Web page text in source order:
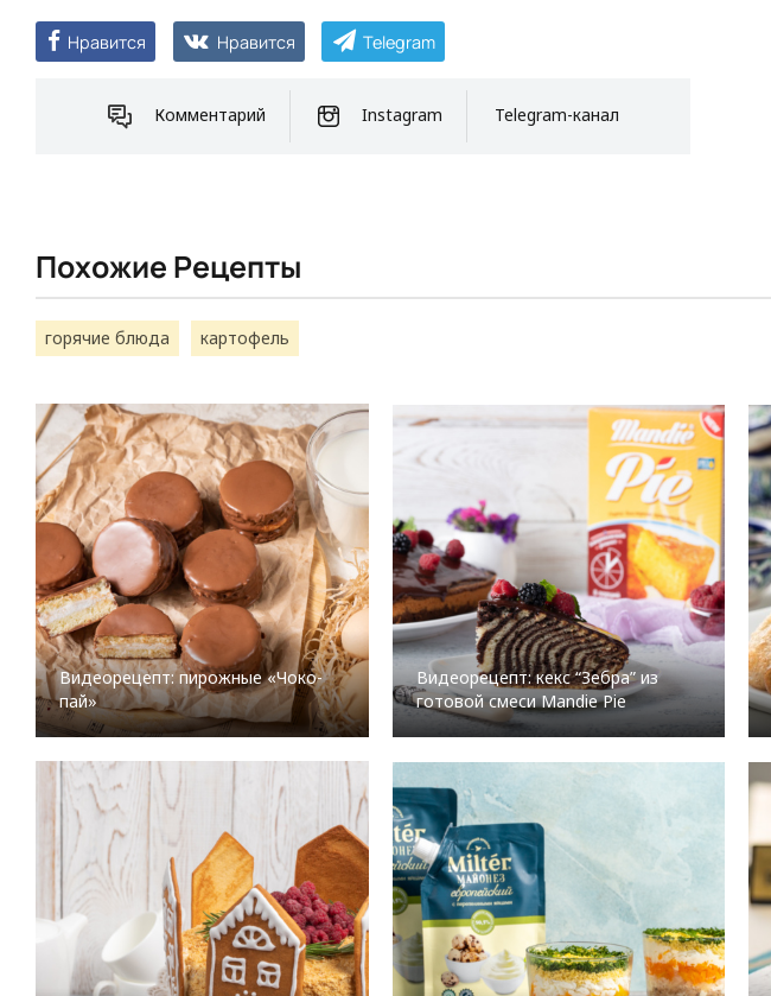
Нравится Нравится Telegram
Комментарий Instagram Telegram-канал
Похожие Рецепты
горячие блюда картофель
Видеорецепт: пирожные «Чоко-
пай»
Видеорецепт: кекс “Зебра” из
готовой смеси Mandie Pie